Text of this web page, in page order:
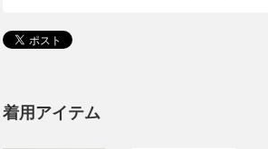
着用アイテム